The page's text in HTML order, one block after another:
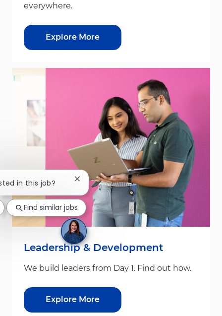
everywhere.
Explore More
Leadership & Development
We build leaders from Day 1. Find out how.
Explore More
in this job? Close chatbot notification
Find similar jobs